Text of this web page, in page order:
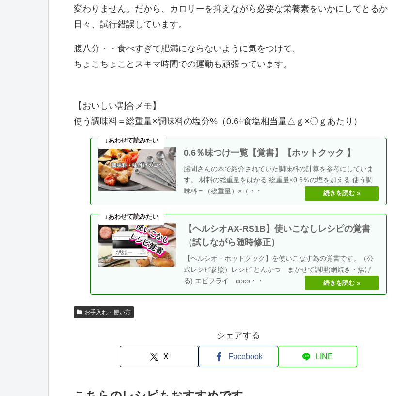
変わりません。だから、カロリーを抑えながら必要な栄養素をいかにしてとるか
日々、試行錯誤しています。
腹八分・・食べすぎて肥満にならないように気をつけて、
ちょこちょことスキマ時間での運動も頑張っています。
【おいしい割合メモ】
使う調味料＝総重量×調味料の塩分%（0.6÷食塩相当量△ｇ×〇ｇあたり）
0.6％味つけ一覧【覚書】【ホットクック 】
勝間さんの本で紹介されていた調味料の計算を参考にしていま
す。 材料の総重量をはかる 総重量×0.6％の塩を加える 使う調
味料＝（総重量）×（・・
【ヘルシオAX-RS1B】使いこなしレシピの覚書
（試しながら随時修正）
【ヘルシオ・ホットクック】を使いこなす為の覚書です。（公
式レシピ参照）レシピ とんかつ まかせて調理(網焼き・揚げ
る) エビフライ coco・・
お手入れ・使い方
シェアする
X Facebook LINE